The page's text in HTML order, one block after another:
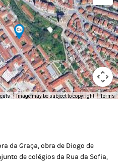
Image may be subject to copyright Terms
da Graça, obra de Diogo de
de colégios da Rua da Sofia,